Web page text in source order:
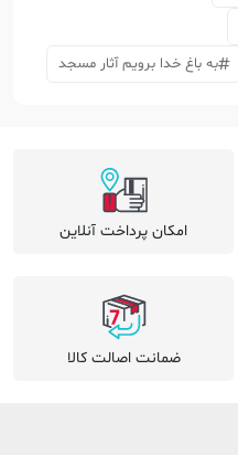
به باغ خدا برویم آثار مسجد
امکان پرداخت آنلاین
ضمانت اصالت کالا